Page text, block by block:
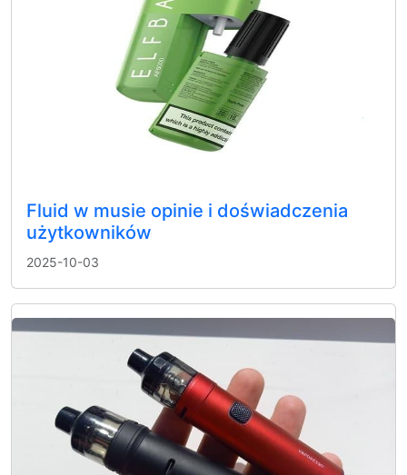
Fluid w musie opinie i doświadczenia
użytkowników
2025-10-03